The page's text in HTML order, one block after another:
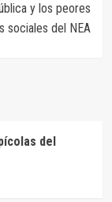
y los peores
sociales del NEA
del